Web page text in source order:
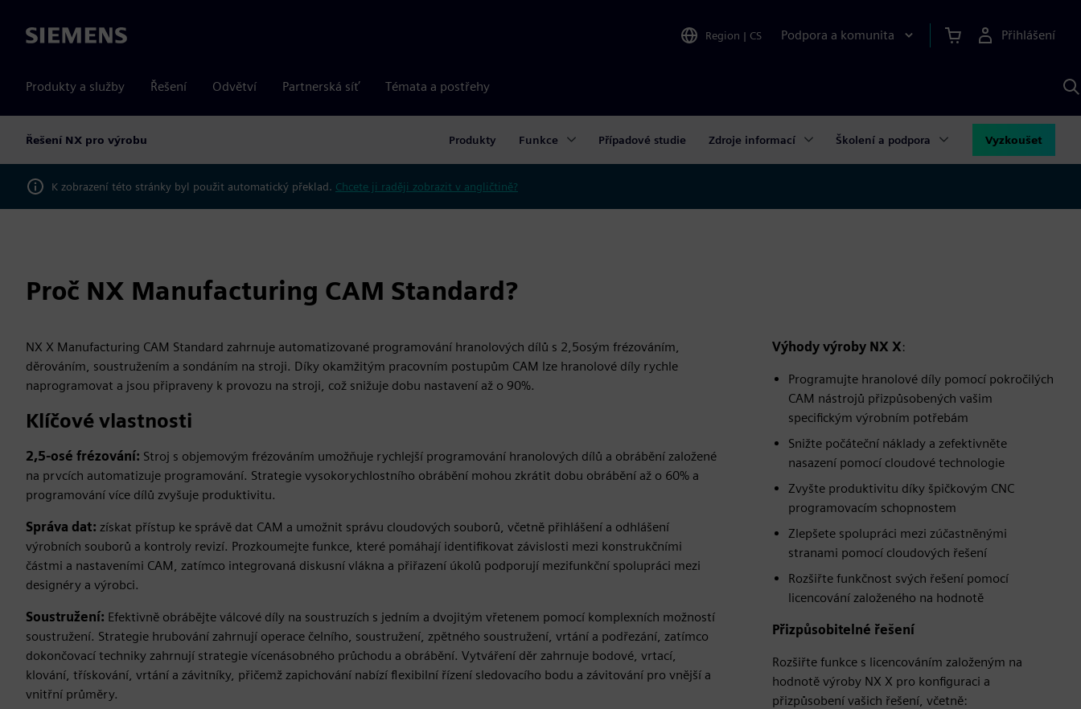
Siemens Region | CS Podpora a komunita Přihlášení
Produkty a služby Řešení Odvětví Partnerská síť Témata a postřehy
Řešení NX pro výrobu Produkty Funkce Případové studie Zdroje informací Školení a podpora Vyzkoušet
K zobrazení této stránky byl použit automatický překlad. Chcete ji raději zobrazit v angličtině?
Proč NX Manufacturing CAM Standard?
NX X Manufacturing CAM Standard zahrnuje automatizované programování hranolových dílů s 2,5osým frézováním,
děrováním, soustružením a sondáním na stroji. Díky okamžitým pracovním postupům CAM lze hranolové díly rychle
naprogramovat a jsou připraveny k provozu na stroji, což snižuje dobu nastavení až o 90%.
Klíčové vlastnosti
2,5-osé frézování: Stroj s objemovým frézováním umožňuje rychlejší programování hranolových dílů a obrábění založené
na prvcích automatizuje programování. Strategie vysokorychlostního obrábění mohou zkrátit dobu obrábění až o 60% a
programování více dílů zvyšuje produktivitu.
Správa dat: získat přístup ke správě dat CAM a umožnit správu cloudových souborů, včetně přihlášení a odhlášení
výrobních souborů a kontroly revizí. Prozkoumejte funkce, které pomáhají identifikovat závislosti mezi konstrukčními
částmi a nastaveními CAM, zatímco integrovaná diskusní vlákna a přiřazení úkolů podporují mezifunkční spolupráci mezi
designéry a výrobci.
Soustružení: Efektivně obrábějte válcové díly na soustruzích s jedním a dvojitým vřetenem pomocí komplexních možností
soustružení. Strategie hrubování zahrnují operace čelního, soustružení, zpětného soustružení, vrtání a podřezání, zatímco
dokončovací techniky zahrnují strategie vícenásobného průchodu a obrábění. Vytváření děr zahrnuje bodové, vrtací,
klování, třískování, vrtání a závitníky, přičemž zapichování nabízí flexibilní řízení sledovacího bodu a závitování pro vnější a
vnitřní průměry.
Výhody výroby NX X:
Programujte hranolové díly pomocí pokročilých
CAM nástrojů přizpůsobených vašim
specifickým výrobním potřebám
Snižte počáteční náklady a zefektivněte
nasazení pomocí cloudové technologie
Zvyšte produktivitu díky špičkovým CNC
programovacím schopnostem
Zlepšete spolupráci mezi zúčastněnými
stranami pomocí cloudových řešení
Rozšiřte funkčnost svých řešení pomocí
licencování založeného na hodnotě
Přizpůsobitelné řešení
Rozšiřte funkce s licencováním založeným na
hodnotě výroby NX X pro konfiguraci a
přizpůsobení vašich řešení, včetně: